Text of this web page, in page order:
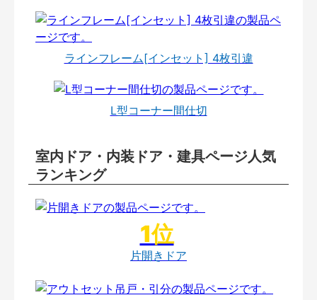
ラインフレーム[インセット] 4枚引違
L型コーナー間仕切
室内ドア・内装ドア・建具ページ人気
ランキング
片開きドア